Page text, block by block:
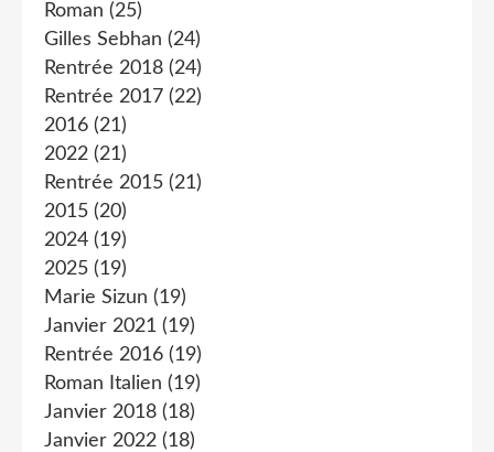
Roman (25)
Gilles Sebhan (24)
Rentrée 2018 (24)
Rentrée 2017 (22)
2016 (21)
2022 (21)
Rentrée 2015 (21)
2015 (20)
2024 (19)
2025 (19)
Marie Sizun (19)
Janvier 2021 (19)
Rentrée 2016 (19)
Roman Italien (19)
Janvier 2018 (18)
Janvier 2022 (18)